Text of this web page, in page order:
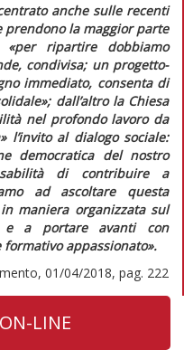
anche sulle recenti
prendono la maggior parte
«per ripartire dobbiamo
condivisa; un progetto-
immediato, consenta di
dall’altro la Chiesa
nel profondo lavoro da
l’invito al dialogo sociale:
democratica del nostro
di contribuire a
ad ascoltare questa
maniera organizzata sul
e a portare avanti con
appassionato».
01/04/2018, pag. 222
LINE